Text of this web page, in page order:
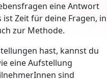
eine Antwort
Zeit für deine Fragen, in
zur Methode.
hast, kannst du
eine Aufstellung
sind